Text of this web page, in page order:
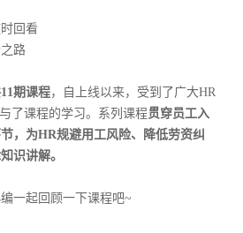
回看
路
期课程，自上线以来，受到了广大HR
了课程的学习。系列课程贯穿员工入
，为HR规避用工风险、降低劳资纠
识讲解。
一起回顾一下课程吧~